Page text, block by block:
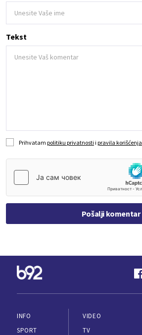
Tekst
Prihvatam politiku privatnosti i pravila korišćenja
Pošalji komentar
INFO
SPORT
VIDEO
TV